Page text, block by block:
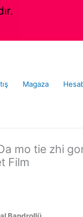
Magaza
mo tie zhi
Film